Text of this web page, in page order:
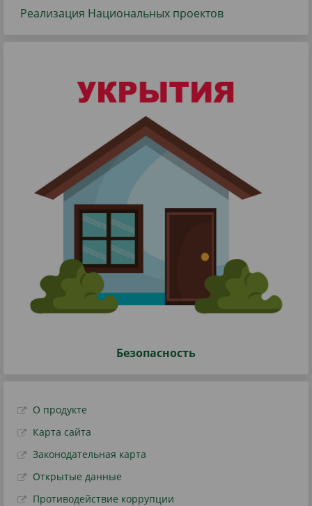
Реализация Национальных проектов
Безопасность
О продукте
Карта сайта
Законодательная карта
Открытые данные
Противодействие коррупции